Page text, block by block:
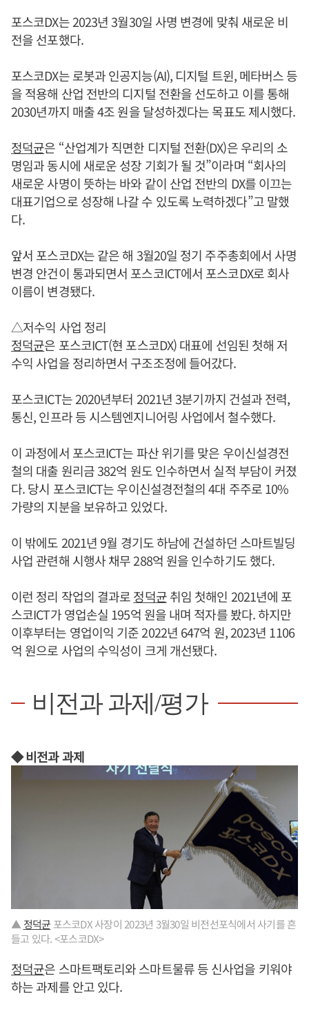
포스코DX는 2023년 3월30일 사명 변경에 맞춰 새로운 비
전을 선포했다.
포스코DX는 로봇과 인공지능(AI), 디지털 트윈, 메타버스 등
을 적용해 산업 전반의 디지털 전환을 선도하고 이를 통해
2030년까지 매출 4조 원을 달성하겠다는 목표도 제시했다.
정덕균은 “산업계가 직면한 디지털 전환(DX)은 우리의 소
명임과 동시에 새로운 성장 기회가 될 것”이라며 “회사의
새로운 사명이 뜻하는 바와 같이 산업 전반의 DX를 이끄는
대표기업으로 성장해 나갈 수 있도록 노력하겠다”고 말했
다.
앞서 포스코DX는 같은 해 3월20일 정기 주주총회에서 사명
변경 안건이 통과되면서 포스코ICT에서 포스코DX로 회사
이름이 변경됐다.
△저수익 사업 정리
정덕균은 포스코ICT(현 포스코DX) 대표에 선임된 첫해 저
수익 사업을 정리하면서 구조조정에 들어갔다.
포스코ICT는 2020년부터 2021년 3분기까지 건설과 전력,
통신, 인프라 등 시스템엔지니어링 사업에서 철수했다.
이 과정에서 포스코ICT는 파산 위기를 맞은 우이신설경전
철의 대출 원리금 382억 원도 인수하면서 실적 부담이 커졌
다. 당시 포스코ICT는 우이신설경전철의 4대 주주로 10%
가량의 지분을 보유하고 있었다.
이 밖에도 2021년 9월 경기도 하남에 건설하던 스마트빌딩
사업 관련해 시행사 채무 288억 원을 인수하기도 했다.
이런 정리 작업의 결과로정덕균취임 첫해인 2021년에 포
스코ICT가 영업손실 195억 원을 내며 적자를 봤다. 하지만
이후부터는 영업이익 기준 2022년 647억 원, 2023년 1106
억 원으로 사업의 수익성이 크게 개선됐다.
비전과 과제/평가
◆ 비전과 과제
▲ 정덕균 포스코DX 사장이 2023년 3월30일 비전선포식에서 사기를 흔
들고 있다. <포스코DX>
정덕균은 스마트팩토리와 스마트물류 등 신사업을 키워야
하는 과제를 안고 있다.